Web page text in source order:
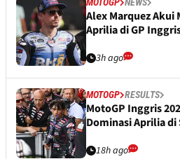
Alex Marquez
Aprilia di GP
3h ago
MOTOGP RESULTS
MotoGP Inggris
Dominasi Aprilia
18h ago